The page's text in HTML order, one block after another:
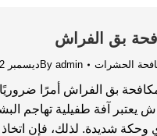
بق الفراش
الحشرات By admin ديسمبر 22, 2023
بق الفراش أمرًا
يعتبر آفة طفيلية تهاجم
وحكة شديدة. لذلك، فإن اتخاذ